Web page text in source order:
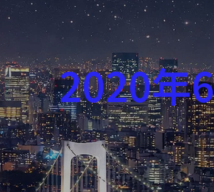
お知らせ
競馬
2020年